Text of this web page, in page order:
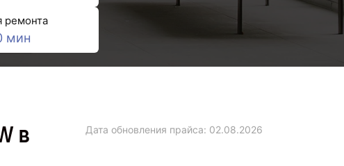
ремонта
мин
в
Дата обновления прайса: 02.08.2026